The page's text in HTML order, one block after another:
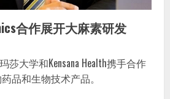
合作展开大麻素研发
莎大学和Kensana Health携手合作
品和生物技术产品。